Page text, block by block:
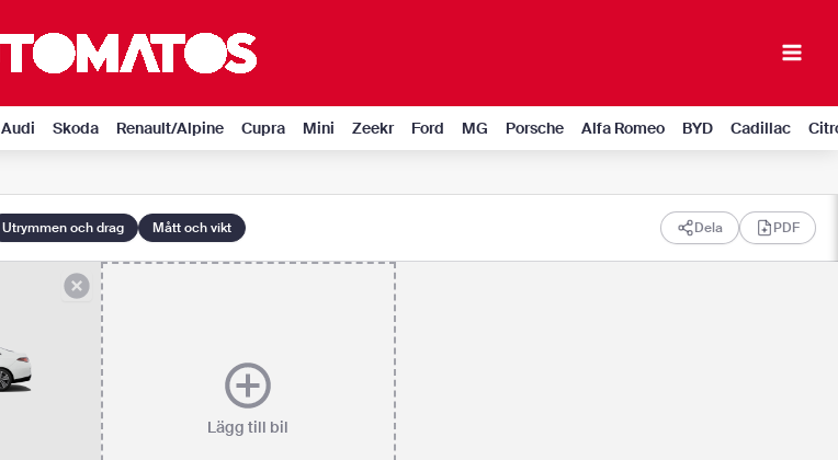
Audi Skoda Renault/Alpine Cupra Mini Zeekr Ford MG Porsche Alfa Romeo BYD Cadillac
Utrymmen och drag Mått och vikt Dela PDF
Lägg till bil